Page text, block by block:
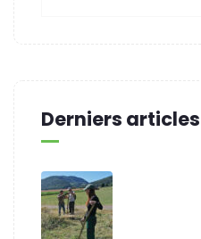
Derniers articles